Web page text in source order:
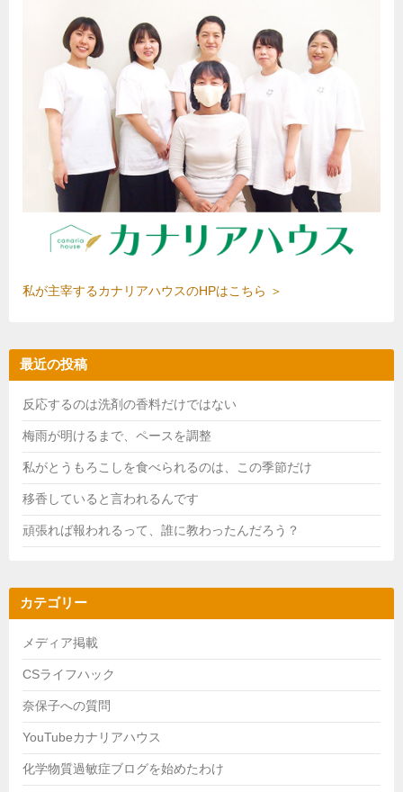
私が主宰するカナリアハウスのHPはこちら ＞
最近の投稿
反応するのは洗剤の香料だけではない
梅雨が明けるまで、ペースを調整
私がとうもろこしを食べられるのは、この季節だけ
移香していると言われるんです
頑張れば報われるって、誰に教わったんだろう？
カテゴリー
メディア掲載
CSライフハック
奈保子への質問
YouTubeカナリアハウス
化学物質過敏症ブログを始めたわけ